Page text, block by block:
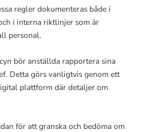
regler dokumenteras både i
i interna riktlinjer som är
personal.
bör anställda rapportera sina
Detta görs vanligtvis genom ett
plattform där detaljer om
för att granska och bedöma om